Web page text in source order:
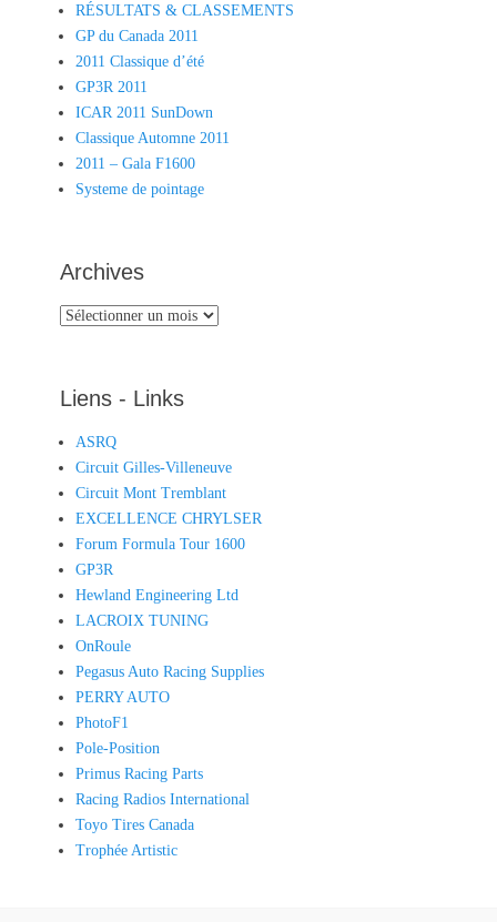
RÉSULTATS & CLASSEMENTS
GP du Canada 2011
2011 Classique d’été
GP3R 2011
ICAR 2011 SunDown
Classique Automne 2011
2011 – Gala F1600
Systeme de pointage
Archives
Archives
Liens - Links
ASRQ
Circuit Gilles-Villeneuve
Circuit Mont Tremblant
EXCELLENCE CHRYLSER
Forum Formula Tour 1600
GP3R
Hewland Engineering Ltd
LACROIX TUNING
OnRoule
Pegasus Auto Racing Supplies
PERRY AUTO
PhotoF1
Pole-Position
Primus Racing Parts
Racing Radios International
Toyo Tires Canada
Trophée Artistic